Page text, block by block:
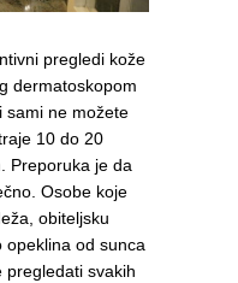
pregledi kože
dermatoskopom
sami ne možete
10 do 20
Preporuka je da
Osobe koje
obiteljsku
opeklina od sunca
pregledati svakih